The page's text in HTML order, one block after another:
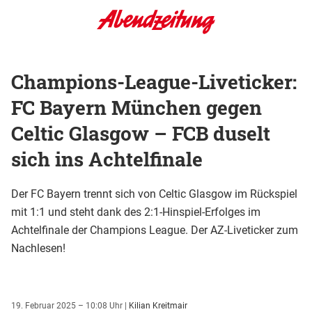
Champions-League-Liveticker:
FC Bayern München gegen
Celtic Glasgow – FCB duselt
sich ins Achtelfinale
Der FC Bayern trennt sich von Celtic Glasgow im Rückspiel
mit 1:1 und steht dank des 2:1-Hinspiel-Erfolges im
Achtelfinale der Champions League. Der AZ-Liveticker zum
Nachlesen!
19. Februar 2025 – 10:08 Uhr | Kilian Kreitmair